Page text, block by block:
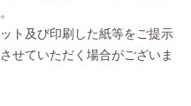
ト及び印刷した紙等をご提示
せていただく場合がございま